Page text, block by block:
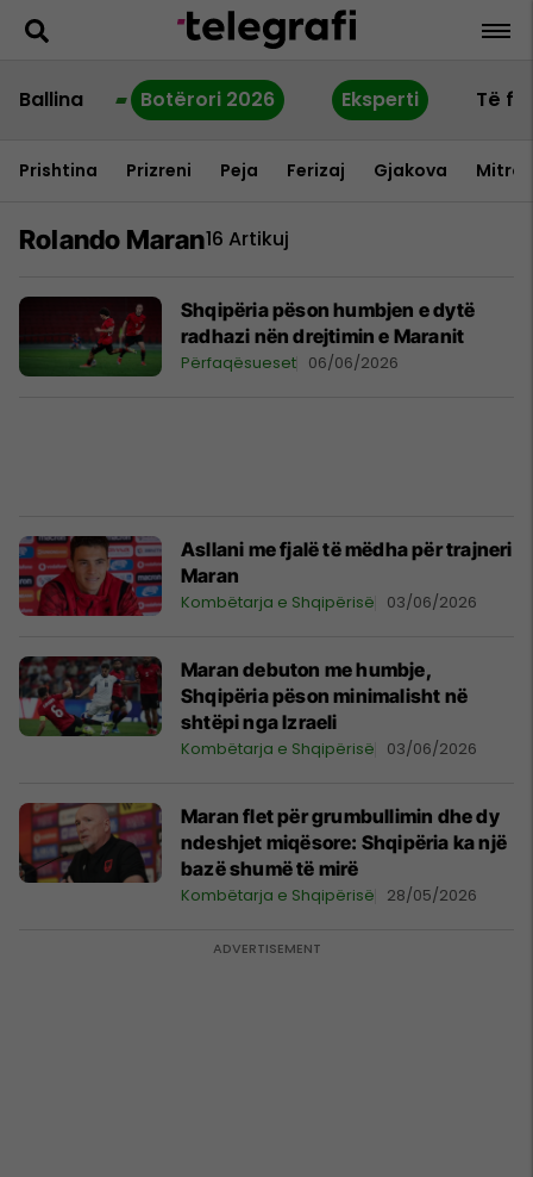
Ballina Botërori 2026 Eksperti Të
Prishtina Prizreni Peja Ferizaj Gjakova
Rolando Maran16 Artikuj
Shqipëria pëson humbjen e dytë
radhazi nën drejtimin e Maranit
Përfaqësueset 06/06/2026
Asllani me fjalë të mëdha për trajneri
Maran
Kombëtarja e Shqipërisë 03/06/2026
Maran debuton me humbje,
Shqipëria pëson minimalisht në
shtëpi nga Izraeli
Kombëtarja e Shqipërisë 03/06/2026
Maran flet për grumbullimin dhe dy
ndeshjet miqësore: Shqipëria ka një
bazë shumë të mirë
Kombëtarja e Shqipërisë 28/05/2026